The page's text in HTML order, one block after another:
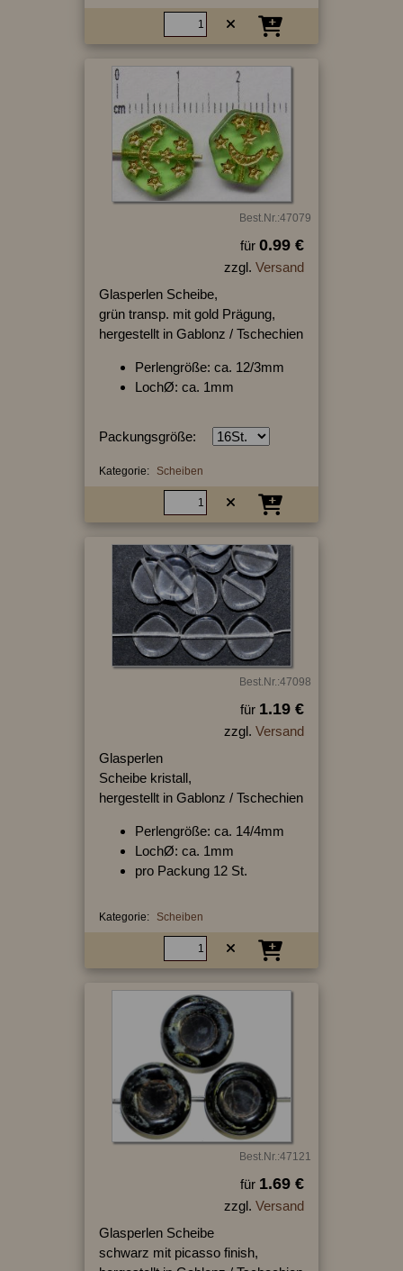
Best.Nr.:47079
für 0.99 €
zzgl. Versand
Glasperlen Scheibe,
grün transp. mit gold Prägung,
hergestellt in Gablonz / Tschechien
Perlengröße: ca. 12/3mm
LochØ: ca. 1mm
Packungsgröße:
Kategorie: Scheiben
Best.Nr.:47098
für 1.19 €
zzgl. Versand
Glasperlen
Scheibe kristall,
hergestellt in Gablonz / Tschechien
Perlengröße: ca. 14/4mm
LochØ: ca. 1mm
pro Packung 12 St.
Kategorie: Scheiben
Best.Nr.:47121
für 1.69 €
zzgl. Versand
Glasperlen Scheibe
schwarz mit picasso finish,